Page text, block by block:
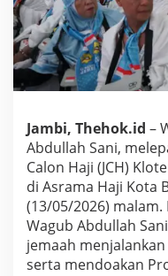
4
J
C
H
K
l
t
e
r
B
T
H
0
,
T
Jambi, Thehok.id –
Abdullah Sani,
Calon Haji (JCH)
di Asrama Haji Kota
(13/05/2026)
Wagub Abdullah
jemaah
serta mendoakan